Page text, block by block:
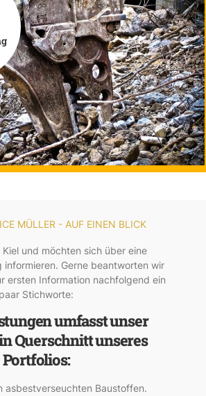
MÜLLER - AUF EINEN BLICK
Kiel und möchten sich über eine
informieren. Gerne beantworten wir
ersten Information nachfolgend ein
paar Stichworte:
umfasst unser
Querschnitt unseres
Portfolios:
asbestverseuchten Baustoffen.